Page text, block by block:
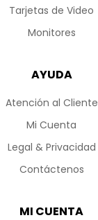
Tarjetas de Video
Monitores
AYUDA
Atención al Cliente
Mi Cuenta
Legal & Privacidad
Contáctenos
MI CUENTA